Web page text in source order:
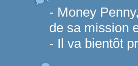
- Money
de sa mission
- Il va bientôt